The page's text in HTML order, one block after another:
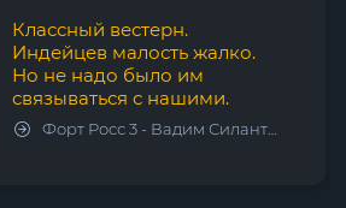
Классный вестерн.
Индейцев малость жалко.
Но не надо было им
связываться с нашими.
Форт Росс 3 - Вадим Силантьев